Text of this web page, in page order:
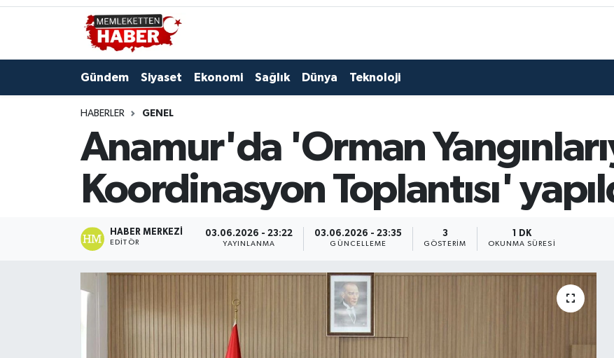
Gündem Siyaset Ekonomi Sağlık Dünya Teknoloji
HABERLER GENEL
Anamur'da 'Orman
Koordinasyon Toplantısı'
HABER MERKEZI
EDITÖR
03.06.2026 - 23:22
YAYINLANMA
03.06.2026 - 23:35
GÜNCELLEME
3
GÖSTERIM
1 DK
OKUNMA SÜRESI